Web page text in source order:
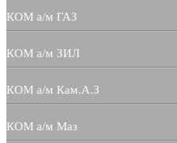
КОМ а/м ГАЗ
КОМ а/м ЗИЛ
КОМ а/м Кам.А.З
КОМ а/м Маз